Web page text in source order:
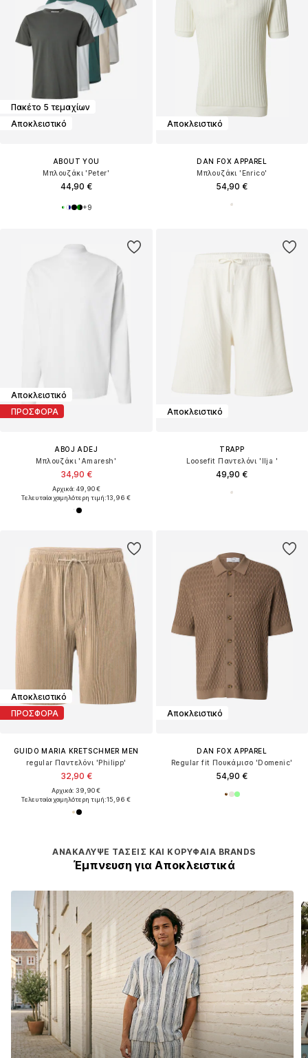
Πακέτο 5 τεμαχίων
Αποκλειστικό
ABOUT YOU
Μπλουζάκι 'Peter'
44,90 €
+9
Αποκλειστικό
DAN FOX APPAREL
Μπλουζάκι 'Enrico'
54,90 €
Αποκλειστικό
ΠΡΟΣΦΟΡΑ
ABOJ ADEJ
Μπλουζάκι 'Amaresh'
34,90 €
Αρχικά: 49,90 €
Τελευταία χαμηλότερη τιμή:13,96 €
Αποκλειστικό
TRAPP
Loosefit Παντελόνι 'Ilja '
49,90 €
Αποκλειστικό
ΠΡΟΣΦΟΡΑ
GUIDO MARIA KRETSCHMER MEN
regular Παντελόνι 'Philipp'
32,90 €
Αρχικά: 39,90 €
Τελευταία χαμηλότερη τιμή:15,96 €
Αποκλειστικό
DAN FOX APPAREL
Regular fit Πουκάμισο 'Domenic'
54,90 €
ΑΝΑΚΆΛΥΨΕ ΤΆΣΕΙΣ ΚΑΙ ΚΟΡΥΦΑΊΑ BRANDS
Έμπνευση για Aποκλειστικά